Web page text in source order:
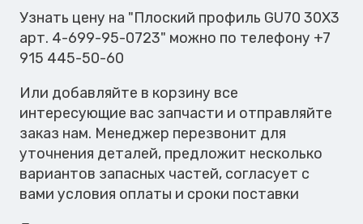
30X3
Узнать цену на "Плоский профиль GU70 30X3
арт. 4-699-95-0723" можно по телефону +7
915 445-50-60
Или добавляйте в корзину все
интересующие вас запчасти и отправляйте
заказ нам. Менеджер перезвонит для
уточнения деталей, предложит несколько
вариантов запасных частей, согласует с
вами условия оплаты и сроки поставки